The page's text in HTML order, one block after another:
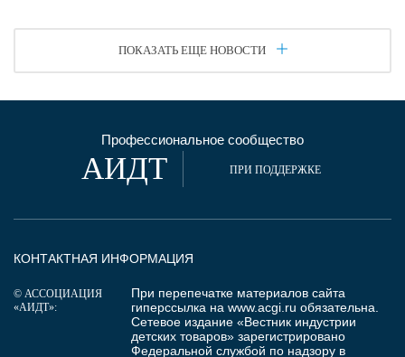
ПОКАЗАТЬ ЕЩЕ НОВОСТИ
Профессиональное сообщество
АИДТ ПРИ ПОДДЕРЖКЕ
КОНТАКТНАЯ ИНФОРМАЦИЯ
© АССОЦИАЦИЯ
«АИДТ»:
При перепечатке материалов сайта
гиперссылка на www.acgi.ru обязательна.
Сетевое издание «Вестник индустрии
детских товаров» зарегистрировано
Федеральной службой по надзору в